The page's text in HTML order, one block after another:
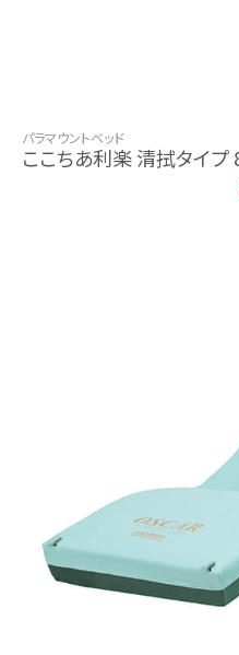
パラマウントベッド
ここちあ利楽 清拭タイ